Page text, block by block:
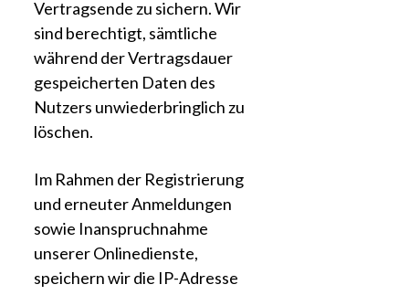
Vertragsende zu sichern. Wir
sind berechtigt, sämtliche
während der Vertragsdauer
gespeicherten Daten des
Nutzers unwiederbringlich zu
löschen.
Im Rahmen der Registrierung
und erneuter Anmeldungen
sowie Inanspruchnahme
unserer Onlinedienste,
speichern wir die IP-Adresse